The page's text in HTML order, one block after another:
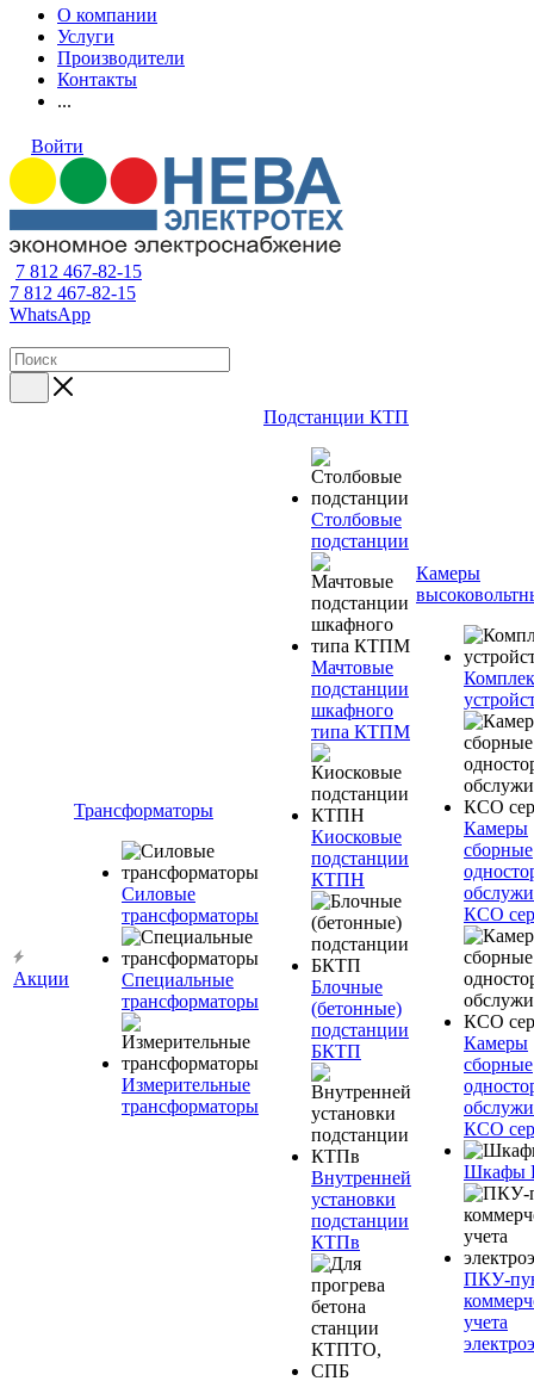
О компании
Услуги
Производители
Контакты
...
Войти
7 812 467-82-15
7 812 467-82-15
WhatsApp
Акции
Трансформаторы
Силовые
трансформаторы
Специальные
трансформаторы
Измерительные
трансформаторы
Подстанции КТП
Столбовые
подстанции
Мачтовые
подстанции
шкафного
типа КТПМ
Киосковые
подстанции
КТПН
Блочные
(бетонные)
подстанции
БКТП
Внутренней
установки
подстанции
КТПв
Камеры
Камеры
сборные
КСО
Камеры
сборные
КСО
Шкафы
ПКУ-
учета